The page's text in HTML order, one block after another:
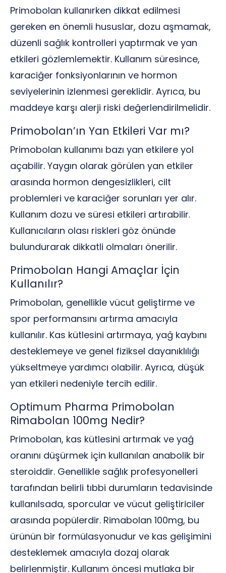
Primobolan kullanırken dikkat edilmesi
gereken en önemli hususlar, dozu aşmamak,
düzenli sağlık kontrolleri yaptırmak ve yan
etkileri gözlemlemektir. Kullanım süresince,
karaciğer fonksiyonlarının ve hormon
seviyelerinin izlenmesi gereklidir. Ayrıca, bu
maddeye karşı alerji riski değerlendirilmelidir.
Primobolan’ın Yan Etkileri Var mı?
Primobolan kullanımı bazı yan etkilere yol
açabilir. Yaygın olarak görülen yan etkiler
arasında hormon dengesizlikleri, cilt
problemleri ve karaciğer sorunları yer alır.
Kullanım dozu ve süresi etkileri artırabilir.
Kullanıcıların olası riskleri göz önünde
bulundurarak dikkatli olmaları önerilir.
Primobolan Hangi Amaçlar İçin
Kullanılır?
Primobolan, genellikle vücut geliştirme ve
spor performansını artırma amacıyla
kullanılır. Kas kütlesini artırmaya, yağ kaybını
desteklemeye ve genel fiziksel dayanıklılığı
yükseltmeye yardımcı olabilir. Ayrıca, düşük
yan etkileri nedeniyle tercih edilir.
Optimum Pharma Primobolan
Rimabolan 100mg Nedir?
Primobolan, kas kütlesini artırmak ve yağ
oranını düşürmek için kullanılan anabolik bir
steroiddir. Genellikle sağlık profesyonelleri
tarafından belirli tıbbi durumların tedavisinde
kullanılsada, sporcular ve vücut geliştiriciler
arasında popülerdir. Rimabolan 100mg, bu
ürünün bir formülasyonudur ve kas gelişimini
desteklemek amacıyla dozaj olarak
belirlenmiştir. Kullanım öncesi mutlaka bir